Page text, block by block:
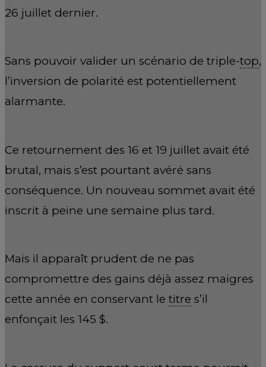
26 juillet dernier.
Sans pouvoir valider un scénario de triple-top,
l’inversion de polarité est potentiellement
alarmante.
Ce retournement des 16 et 19 juillet avait été
brutal, mais s’est pourtant avéré sans
conséquence. Un nouveau sommet avait été
inscrit à peine une semaine plus tard.
Mais il apparaît prudent de ne pas
compromettre des gains déjà assez maigres
cette année en conservant le titre s’il
enfonçait les 145 $.